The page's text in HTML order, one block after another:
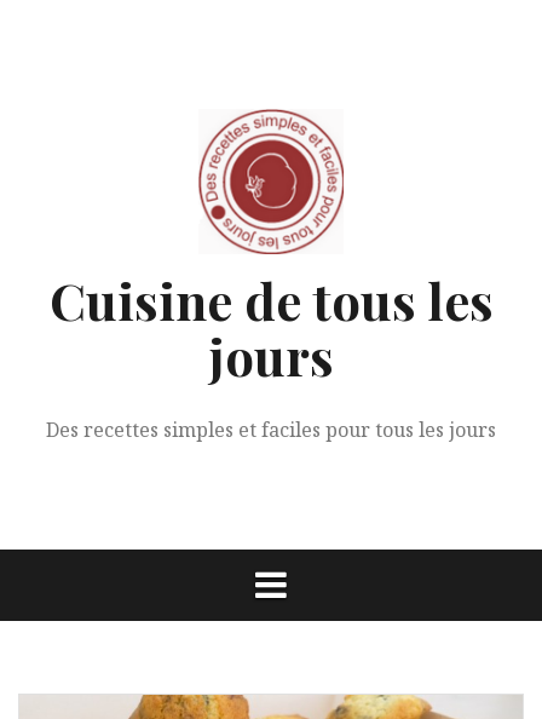
Cuisine de tous les
jours
Des recettes simples et faciles pour tous les jours